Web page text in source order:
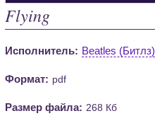
Flying
Исполнитель: Beatles (Битлз)
Формат: pdf
Размер файла: 268 Кб